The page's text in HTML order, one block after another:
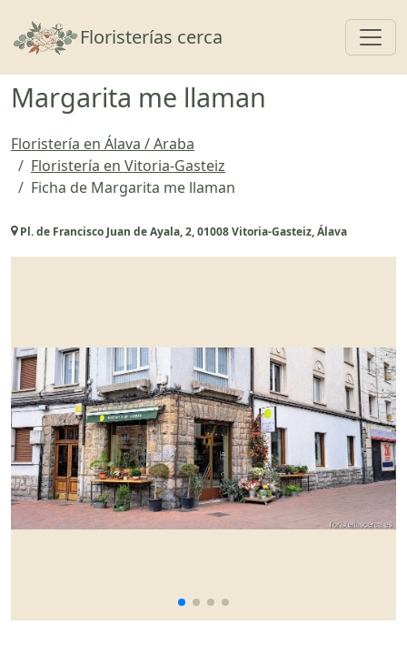
Floristerías cerca
Margarita me llaman
Floristería en Álava / Araba
Floristería en Vitoria-Gasteiz
Ficha de Margarita me llaman
Pl. de Francisco Juan de Ayala, 2, 01008 Vitoria-Gasteiz, Álava